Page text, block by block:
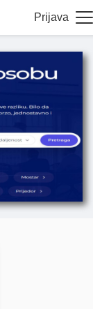
Prijava